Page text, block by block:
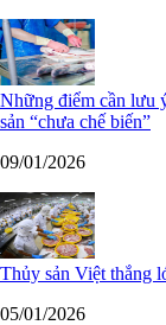
Những điểm cần lưu
sản “chưa chế biến”
09/01/2026
Thủy sản Việt thắng
05/01/2026